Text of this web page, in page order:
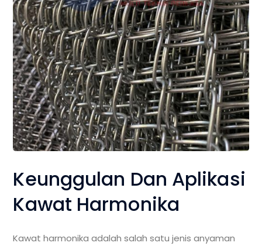
Keunggulan Dan Aplikasi
Kawat Harmonika
Kawat harmonika adalah salah satu jenis anyaman